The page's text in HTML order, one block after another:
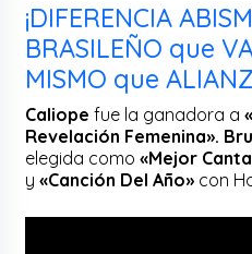
¡DIFERENCIA
BRASILEÑO que
MISMO que
Caliope fue la ganadora a
Revelación Femenina».
elegida como«Mejor
y«Canción Del Año» con